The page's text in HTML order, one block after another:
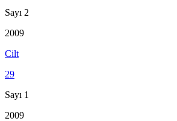
Sayı 2
2009
Cilt
29
Sayı 1
2009